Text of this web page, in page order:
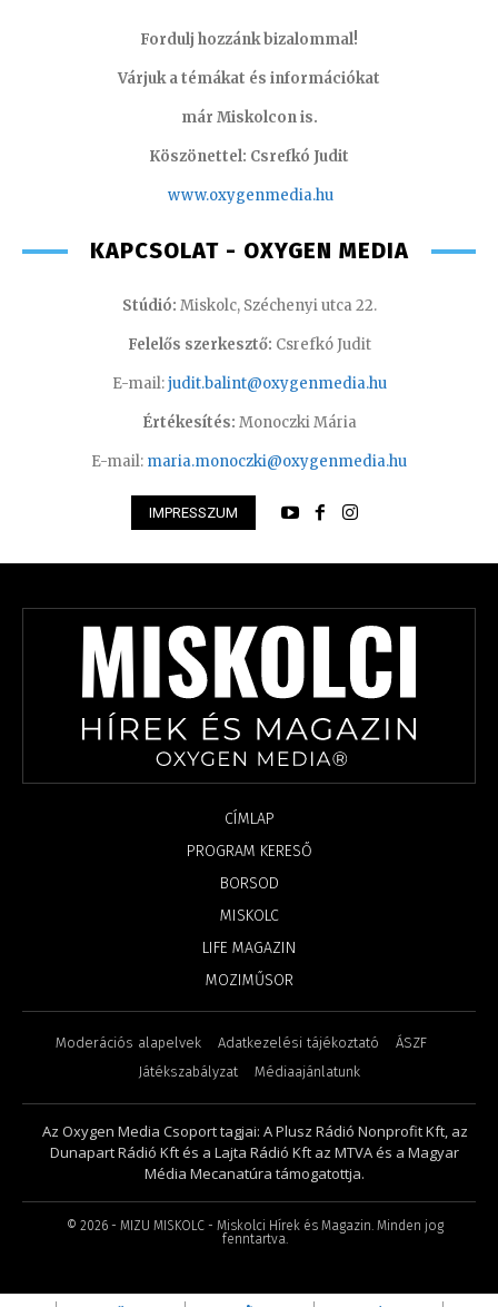
Fordulj hozzánk bizalommal!
Várjuk a témákat és információkat
már Miskolcon is.
Köszönettel: Csrefkó Judit
www.oxygenmedia.hu
KAPCSOLAT - OXYGEN MEDIA
Stúdió: Miskolc, Széchenyi utca 22.
Felelős szerkesztő: Csrefkó Judit
E-mail:judit.balint@oxygenmedia.hu
Értékesítés: Monoczki Mária
E-mail: maria.monoczki@oxygenmedia.hu
IMPRESSZUM
CÍMLAP
PROGRAM KERESŐ
BORSOD
MISKOLC
LIFE MAGAZIN
MOZIMŰSOR
Moderációs alapelvek Adatkezelési tájékoztató
ÁSZF
Játékszabályzat
Médiaajánlatunk
Az Oxygen Media Csoport tagjai: A Plusz Rádió Nonprofit Kft, az
Dunapart Rádió Kft és a Lajta Rádió Kft az MTVA és a Magyar
Média Mecanatúra támogatottja.
© 2026- MIZU MISKOLC - Miskolci Hírek és Magazin. Minden jog
fenntartva.